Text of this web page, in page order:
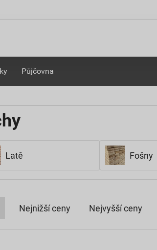
Půjčovna
Latě Fošny
Nejnižší ceny Nejvyšší ceny